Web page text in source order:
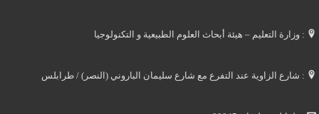
: وزارة التعليم – هيئة أبحاث العلوم الطبيعية و التكنولوجيا
: شارع الزاوية عند التفرع مع شارع سليمان الباروني (النصر) / طرابلس